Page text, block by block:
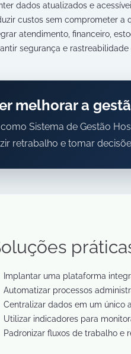
dados atualizados e
custos sem comprometer a
atendimento, financeiro,
segurança e rastreabilidade
melhorar a
Sistema de Gestão
retrabalho e tomar
Implantar uma plataforma
Automatizar processos
Centralizar dados em um único
Utilizar indicadores para
Padronizar fluxos de trabalho e